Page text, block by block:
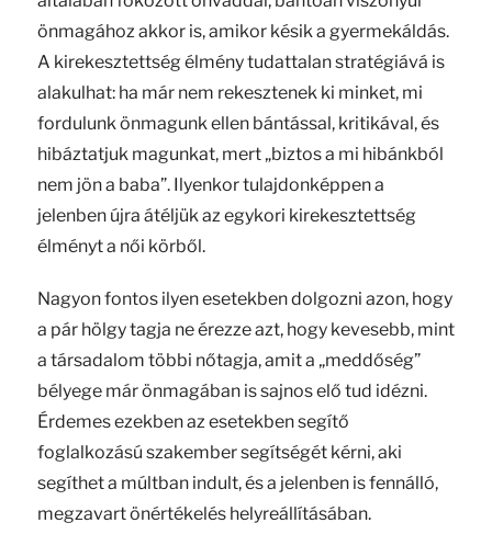
önmagához akkor is, amikor késik a gyermekáldás.
A kirekesztettség élmény tudattalan stratégiává is
alakulhat: ha már nem rekesztenek ki minket, mi
fordulunk önmagunk ellen bántással, kritikával, és
hibáztatjuk magunkat, mert „biztos a mi hibánkból
nem jön a baba”. Ilyenkor tulajdonképpen a
jelenben újra átéljük az egykori kirekesztettség
élményt a női körből.
Nagyon fontos ilyen esetekben dolgozni azon, hogy
a pár hölgy tagja ne érezze azt, hogy kevesebb, mint
a társadalom többi nőtagja, amit a „meddőség”
bélyege már önmagában is sajnos elő tud idézni.
Érdemes ezekben az esetekben segítő
foglalkozású szakember segítségét kérni, aki
segíthet a múltban indult, és a jelenben is fennálló,
megzavart önértékelés helyreállításában.